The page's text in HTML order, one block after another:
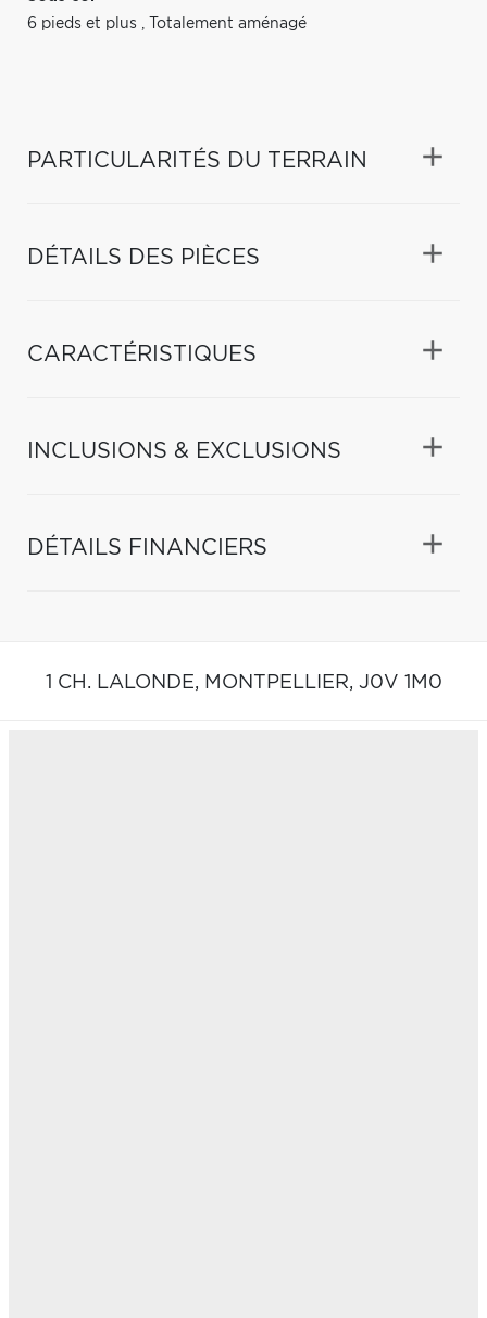
6 pieds et plus , Totalement aménagé
PARTICULARITÉS DU TERRAIN
DÉTAILS DES PIÈCES
CARACTÉRISTIQUES
INCLUSIONS & EXCLUSIONS
DÉTAILS FINANCIERS
1 CH. LALONDE, MONTPELLIER, J0V 1M0